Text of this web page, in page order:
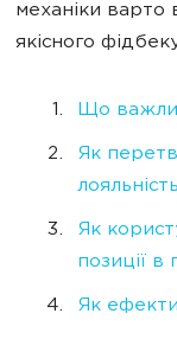
механіки
якісного
Що
Як
Як
позиції в
Як